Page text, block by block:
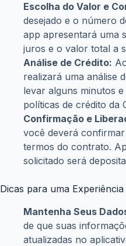
Escolha do Valor e
desejado e o número
app apresentará uma
juros e o valor total a
Análise de Crédito:
realizará uma análise
levar alguns minutos
políticas de crédito da
Confirmação e
você deverá
termos do contrato.
solicitado será
Dicas para uma
Mantenha Seus
de que suas
atualizadas no